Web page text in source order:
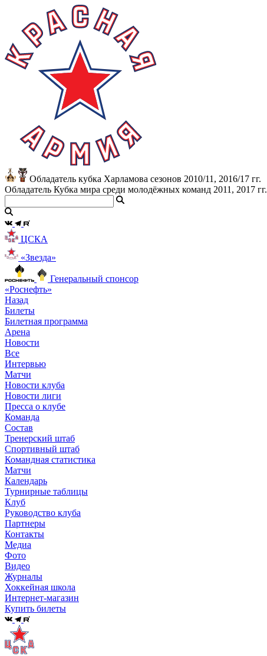
Обладатель кубка Харламова сезонов 2010/11, 2016/17 гг.
Обладатель Кубка мира среди молодёжных команд 2011, 2017 гг.
ЦСКА
«Звезда»
Генеральный спонсор
«Роснефть»
Назад
Билеты
Билетная программа
Арена
Новости
Все
Интервью
Матчи
Новости клуба
Новости лиги
Пресса о клубе
Команда
Состав
Тренерский штаб
Спортивный штаб
Командная статистика
Матчи
Календарь
Турнирные таблицы
Клуб
Руководство клуба
Партнеры
Контакты
Медиа
Фото
Видео
Журналы
Хоккейная школа
Интернет-магазин
Купить билеты